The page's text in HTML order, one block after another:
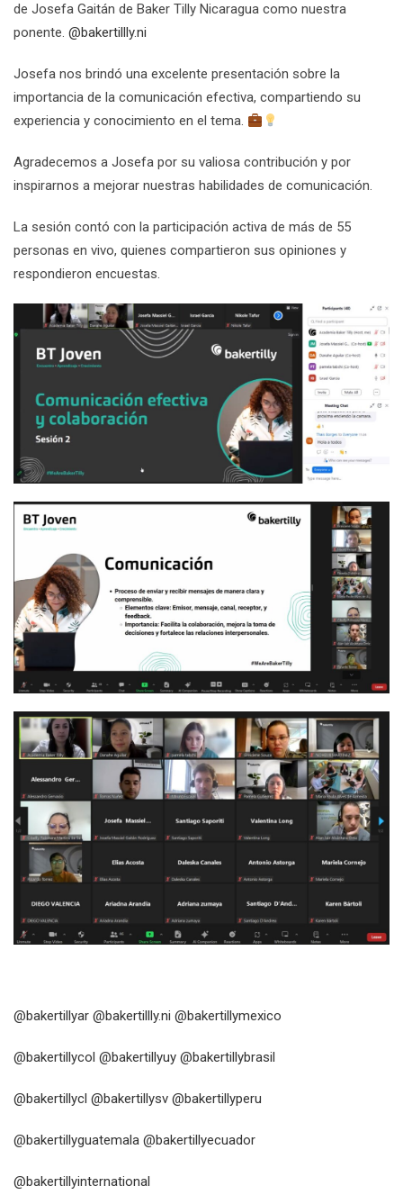
de Josefa Gaitán de Baker Tilly Nicaragua como nuestra
ponente. @bakertillly.ni
Josefa nos brindó una excelente presentación sobre la
importancia de la comunicación efectiva, compartiendo su
experiencia y conocimiento en el tema.
Agradecemos a Josefa por su valiosa contribución y por
inspirarnos a mejorar nuestras habilidades de comunicación.
La sesión contó con la participación activa de más de 55
personas en vivo, quienes compartieron sus opiniones y
respondieron encuestas.
@bakertillyar @bakertillly.ni @bakertillymexico
@bakertillycol @bakertillyuy @bakertillybrasil
@bakertillycl @bakertillysv @bakertillyperu
@bakertillyguatemala @bakertillyecuador
@bakertillyinternational